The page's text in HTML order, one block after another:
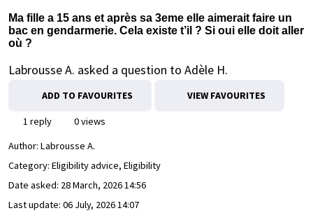
Ma fille a 15 ans et après sa 3eme elle aimerait faire un
bac en gendarmerie. Cela existe t’il ? Si oui elle doit aller
où ?
Labrousse A. asked a question to Adèle H.
ADD TO FAVOURITES VIEW FAVOURITES
1 reply
0 views
Author: Labrousse A.
Category: Eligibility advice, Eligibility
Date asked: 28 March, 2026 14:56
Last update: 06 July, 2026 14:07